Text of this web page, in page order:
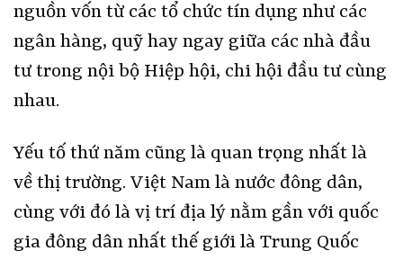
nguồn vốn từ các tổ chức tín dụng như các
ngân hàng, quỹ hay ngay giữa các nhà đầu
tư trong nội bộ Hiệp hội, chi hội đầu tư cùng
nhau.
Yếu tố thứ năm cũng là quan trọng nhất là
về thị trường. Việt Nam là nước đông dân,
cùng với đó là vị trí địa lý nằm gần với quốc
gia đông dân nhất thế giới là Trung Quốc